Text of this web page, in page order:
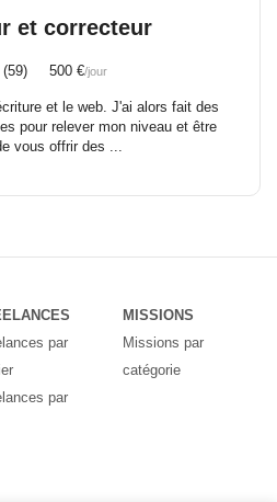
et correcteur
500 €/jour
et le web. J'ai alors fait des
pour relever mon niveau et être
vous offrir des ...
par
par
MISSIONS
Missions par
catégorie